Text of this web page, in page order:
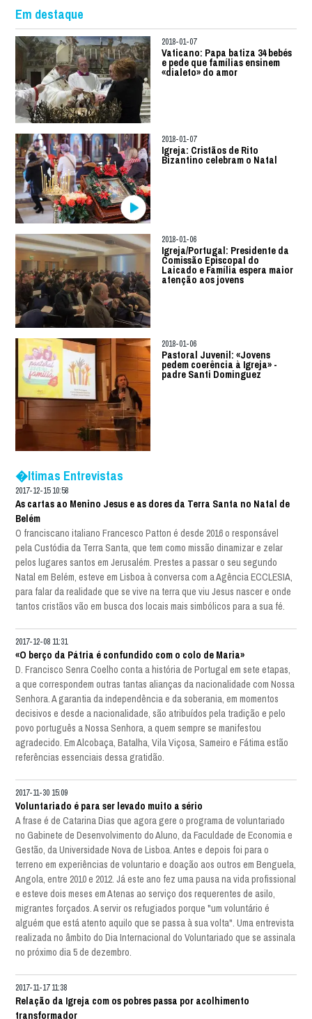
Em destaque
2018-01-07
Vaticano: Papa batiza 34 bebés
e pede que famílias ensinem
«dialeto» do amor
2018-01-07
Igreja: Cristãos de Rito
Bizantino celebram o Natal
2018-01-06
Igreja/Portugal: Presidente da
Comissão Episcopal do
Laicado e Família espera maior
atenção aos jovens
2018-01-06
Pastoral Juvenil: «Jovens
pedem coerência à Igreja» -
padre Santi Dominguez
�ltimas Entrevistas
2017-12-15 10:58
As cartas ao Menino Jesus e as dores da Terra Santa no Natal de
Belém
O franciscano italiano Francesco Patton é desde 2016 o responsável
pela Custódia da Terra Santa, que tem como missão dinamizar e zelar
pelos lugares santos em Jerusalém. Prestes a passar o seu segundo
Natal em Belém, esteve em Lisboa à conversa com a Agência ECCLESIA,
para falar da realidade que se vive na terra que viu Jesus nascer e onde
tantos cristãos vão em busca dos locais mais simbólicos para a sua fé.
2017-12-08 11:31
«O berço da Pátria é confundido com o colo de Maria»
D. Francisco Senra Coelho conta a história de Portugal em sete etapas,
a que correspondem outras tantas alianças da nacionalidade com Nossa
Senhora. A garantia da independência e da soberania, em momentos
decisivos e desde a nacionalidade, são atribuídos pela tradição e pelo
povo português a Nossa Senhora, a quem sempre se manifestou
agradecido. Em Alcobaça, Batalha, Vila Viçosa, Sameiro e Fátima estão
referências essenciais dessa gratidão.
2017-11-30 15:09
Voluntariado é para ser levado muito a sério
A frase é de Catarina Dias que agora gere o programa de voluntariado
no Gabinete de Desenvolvimento do Aluno, da Faculdade de Economia e
Gestão, da Universidade Nova de Lisboa. Antes e depois foi para o
terreno em experiências de voluntario e doação aos outros em Benguela,
Angola, entre 2010 e 2012. Já este ano fez uma pausa na vida profissional
e esteve dois meses em Atenas ao serviço dos requerentes de asilo,
migrantes forçados. A servir os refugiados porque "um voluntário é
alguém que está atento aquilo que se passa à sua volta". Uma entrevista
realizada no âmbito do Dia Internacional do Voluntariado que se assinala
no próximo dia 5 de dezembro.
2017-11-17 11:38
Relação da Igreja com os pobres passa por acolhimento
transformador